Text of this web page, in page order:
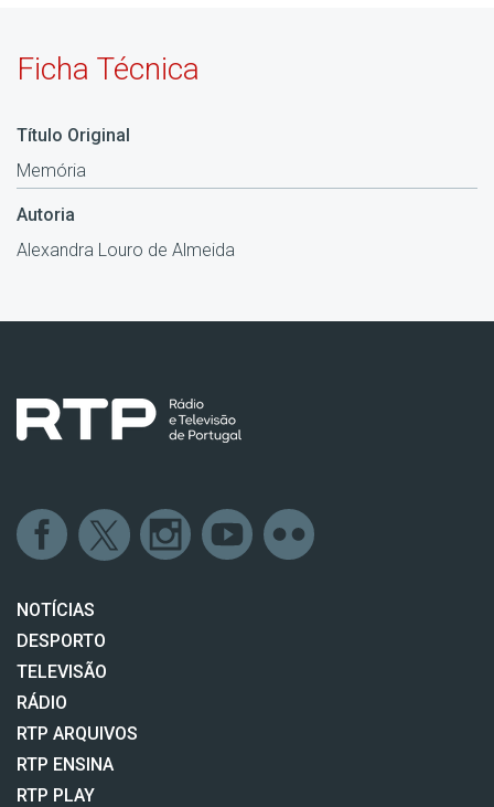
Ficha Técnica
Título Original
Memória
Autoria
Alexandra Louro de Almeida
NOTÍCIAS
DESPORTO
TELEVISÃO
RÁDIO
RTP ARQUIVOS
RTP ENSINA
RTP PLAY